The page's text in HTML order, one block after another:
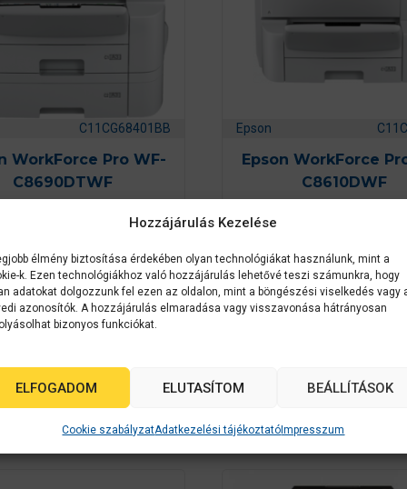
Hozzájárulás Kezelése
élmény biztosítása érdekében olyan technológiákat használunk, mint a
k. Ezen technológiákhoz való hozzájárulás lehetővé teszi számunkra, hogy
adatokat dolgozzunk fel ezen az oldalon, mint a böngészési viselkedés vagy
azonosítók. A hozzájárulás elmaradása vagy visszavonása hátrányosan
bizonyos funkciókat.
ELFOGADOM ELUTASÍTOM BEÁLLÍTÁSOK
Cookie szabályzatAdatkezelési tájékoztató Impresszum
C11CG68401BB
WorkForce Pro WF-
C8690DTWF
z
5
-
b
ő
KÉREK
Epson
Epson WorkForce
C8610DWF
z
5
-
b
ő
581 428Ft
KOSÁRBA TESZEM